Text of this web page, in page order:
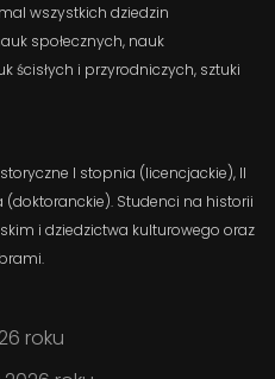
wszystkich dziedzin
społecznych, nauk
ścisłych i przyrodniczych, sztuki
I stopnia (licencjackie), II
Studenci na historii
i dziedzictwa kulturowego oraz
roku